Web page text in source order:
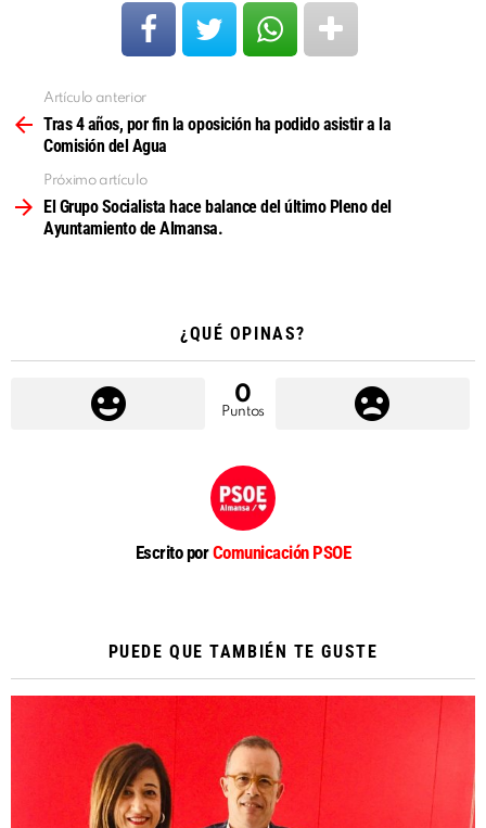
más
Artículo anterior
Tras 4 años, por fin la oposición ha podido asistir a la
Comisión del Agua
Próximo artículo
El Grupo Socialista hace balance del último Pleno del
Ayuntamiento de Almansa.
¿QUÉ OPINAS?
0
Puntos
Escrito porComunicación PSOE
PUEDE QUE TAMBIÉN TE GUSTE